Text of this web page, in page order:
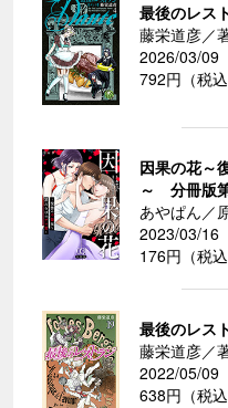
最後のレス
藤栄道彦／
2026/03/09
792円（税込
因果の花～
～ 分冊版
あやぱん／
2023/03/16
176円（税込
最後のレス
藤栄道彦／
2022/05/09
638円（税込